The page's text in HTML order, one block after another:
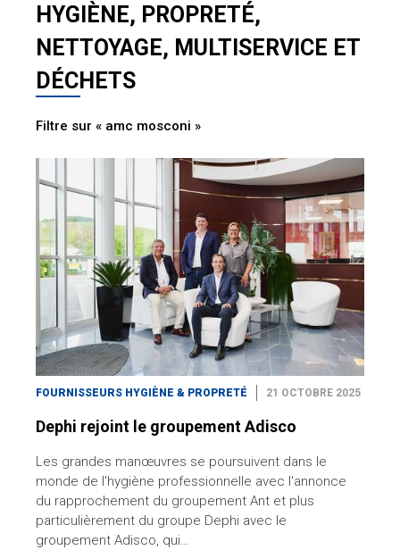
HYGIÈNE, PROPRETÉ,
NETTOYAGE, MULTISERVICE ET
DÉCHETS
Filtre sur « amc mosconi »
FOURNISSEURS HYGIÈNE & PROPRETÉ 21 OCTOBRE 2025
Dephi rejoint le groupement Adisco
Les grandes manœuvres se poursuivent dans le
monde de l'hygiène professionnelle avec l'annonce
du rapprochement du groupement Ant et plus
particulièrement du groupe Dephi avec le
groupement Adisco, qui…